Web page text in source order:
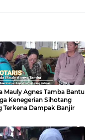
Mauly Agnes Tamba Bantu
Kenegerian Sihotang
Terkena Dampak Banjir